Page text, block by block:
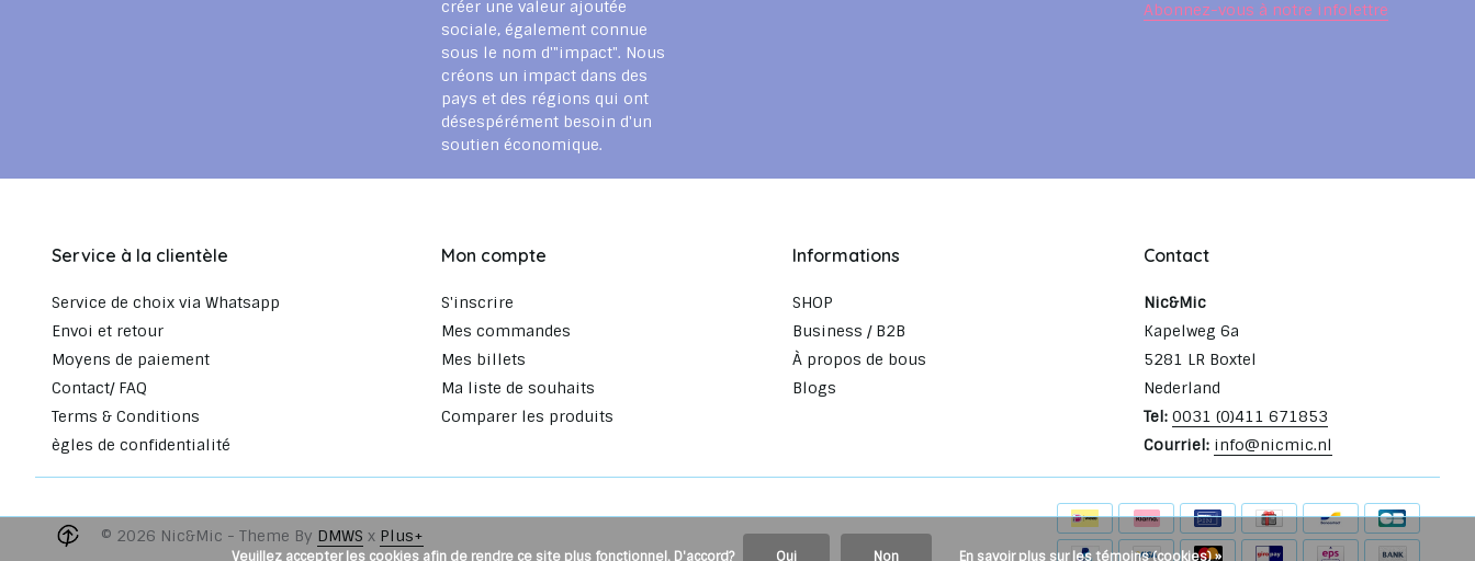
créer une valeur ajoutée
sociale, également connue
sous le nom d'"impact". Nous
créons un impact dans des
pays et des régions qui ont
désespérément besoin d'un
soutien économique.
Abonnez-vous à notre infolettre
Service à la clientèle
Service de choix via Whatsapp
Envoi et retour
Moyens de paiement
Contact/ FAQ
Terms & Conditions
ègles de confidentialité
Mon compte
S'inscrire
Mes commandes
Mes billets
Ma liste de souhaits
Comparer les produits
Informations
SHOP
Business / B2B
À propos de bous
Blogs
Contact
Nic&Mic
Kapelweg 6a
5281 LR Boxtel
Nederland
Tel: 0031 (0)411 671853
Courriel: info@nicmic.nl
© 2026 Nic&Mic - Theme By DMWS x Plus+
Veuillez accepter les cookies afin de rendre ce site plus fonctionnel. D'accord? Oui Non En savoir plus sur les témoins (cookies) »